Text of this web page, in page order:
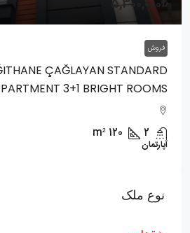
5,300,000₺
فروش
ÇAĞLAYAN STANDARD
3+1 BRIGHT ROOMS
2
120
m²
آپارتمان
نوع ملک